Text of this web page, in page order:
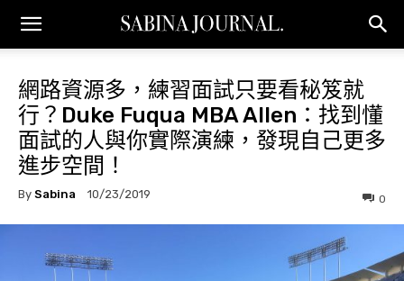
網路資源多，練習面試只要看秘笈就
行？Duke Fuqua MBA Allen：找到懂
面試的人與你實際演練，發現自己更多
進步空間！
By Sabina 10/23/2019 0